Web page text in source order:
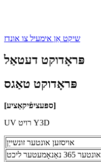
שיקט אַן אימעיל צו אונדז
פּראָדוקט דעטאַל
פּראָדוקט טאַגס
[ספּעציפֿיקאַציע]
UV רויט Y3D
אויסזען אונטער זונשייַן
אונטער 365 נאַנאָמעטער ליכט